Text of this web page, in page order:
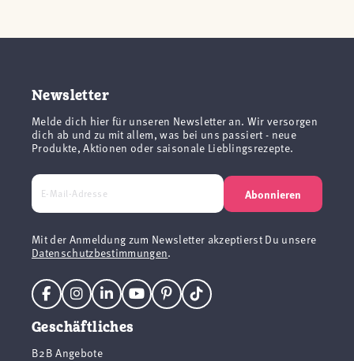
Newsletter
Melde dich hier für unseren Newsletter an. Wir versorgen
dich ab und zu mit allem, was bei uns passiert - neue
Produkte, Aktionen oder saisonale Lieblingsrezepte.
Abonnieren
Mit der Anmeldung zum Newsletter akzeptierst Du unsere
Datenschutzbestimmungen.
Geschäftliches
B2B Angebote